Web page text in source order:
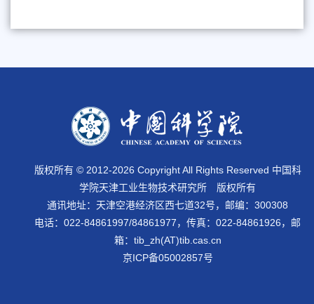
版权所有 © 2012-2026 Copyright All Rights Reserved 中国科
学院天津工业生物技术研究所 版权所有
通讯地址：天津空港经济区西七道32号，邮编：300308
电话：022-84861997/84861977，传真：022-84861926，邮
箱：tib_zh(AT)tib.cas.cn
京ICP备05002857号